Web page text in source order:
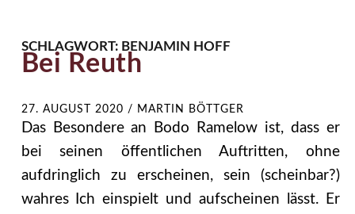
SCHLAGWORT: BENJAMIN HOFF
Bei Reuth
27. AUGUST 2020 / MARTIN BÖTTGER
Das Besondere an Bodo Ramelow ist, dass er
bei seinen öffentlichen Auftritten, ohne
aufdringlich zu erscheinen, sein (scheinbar?)
wahres Ich einspielt und aufscheinen lässt. Er